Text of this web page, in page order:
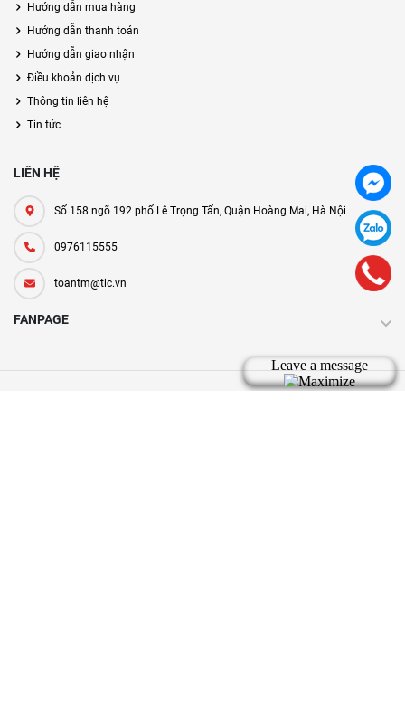
Hướng dẫn mua hàng
Hướng dẫn thanh toán
Hướng dẫn giao nhận
Điều khoản dịch vụ
Thông tin liên hệ
Tin tức
LIÊN HỆ
Số 158 ngõ 192 phố Lê Trọng Tấn, Quận Hoàng Mai, Hà Nội
0976115555
toantm@tic.vn
FANPAGE